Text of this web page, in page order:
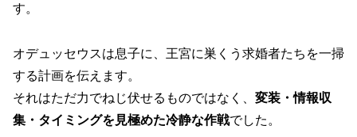
す。
オデュッセウスは息子に、王宮に巣くう求婚者たちを一掃
する計画を伝えます。
それはただ力でねじ伏せるものではなく、 変装・情報収
集・タイミングを見極めた冷静な作戦でした。